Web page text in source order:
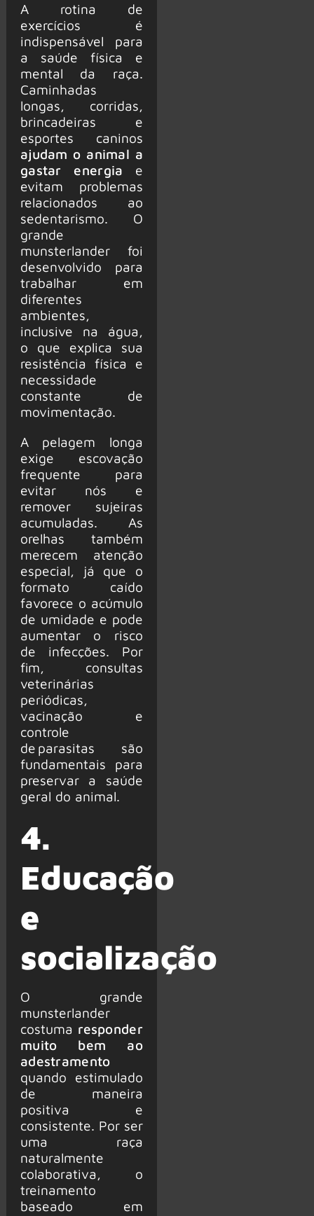
A rotina de
exercícios é
indispensável para
a saúde física e
mental da raça.
Caminhadas
longas, corridas,
brincadeiras e
esportes caninos
ajudam o animal a
gastar energia e
evitam problemas
relacionados ao
sedentarismo. O
grande
munsterlander foi
desenvolvido para
trabalhar em
diferentes
ambientes,
inclusive na água,
o que explica sua
resistência física e
necessidade
constante de
movimentação.
A pelagem longa
exige escovação
frequente para
evitar nós e
remover sujeiras
acumuladas. As
orelhas também
merecem atenção
especial, já que o
formato caído
favorece o acúmulo
de umidade e pode
aumentar o risco
de infecções. Por
fim, consultas
veterinárias
periódicas,
vacinação e
controle
de parasitas são
fundamentais para
preservar a saúde
geral do animal.
4.
Educação
e
socialização
O grande
munsterlander
costuma responder
muito bem ao
adestramento
quando estimulado
de maneira
positiva e
consistente. Por ser
uma raça
naturalmente
colaborativa, o
treinamento
baseado em